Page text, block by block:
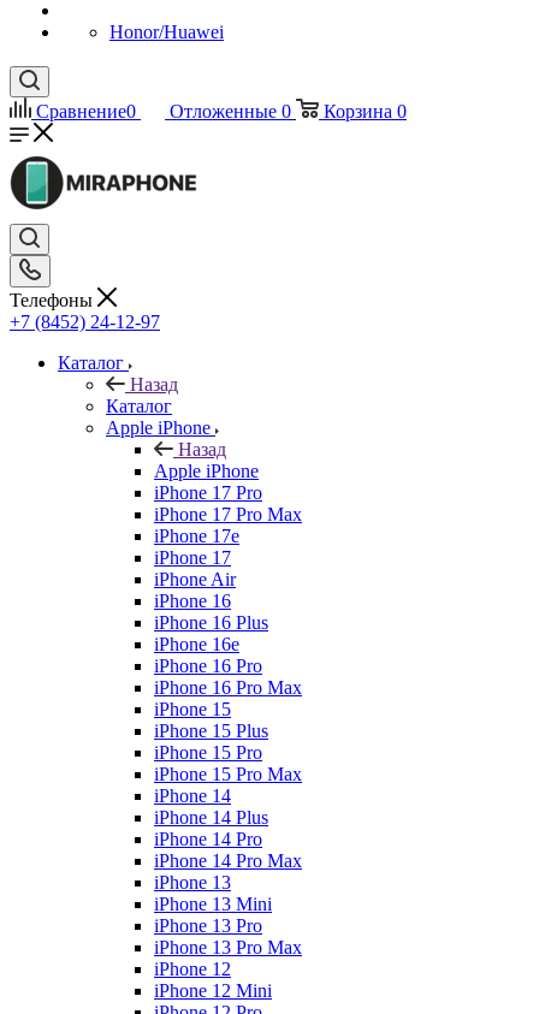
Honor/Huawei
Сравнение0 Отложенные 0 Корзина 0
Телефоны
+7 (8452) 24-12-97
Каталог
Назад
Каталог
Apple iPhone
Назад
Apple iPhone
iPhone 17 Pro
iPhone 17 Pro Max
iPhone 17e
iPhone 17
iPhone Air
iPhone 16
iPhone 16 Plus
iPhone 16e
iPhone 16 Pro
iPhone 16 Pro Max
iPhone 15
iPhone 15 Plus
iPhone 15 Pro
iPhone 15 Pro Max
iPhone 14
iPhone 14 Plus
iPhone 14 Pro
iPhone 14 Pro Max
iPhone 13
iPhone 13 Mini
iPhone 13 Pro
iPhone 13 Pro Max
iPhone 12
iPhone 12 Mini